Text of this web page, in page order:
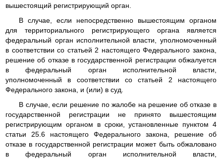
вышестоящий регистрирующий орган.
В случае, если непосредственно вышестоящим органом
для территориального регистрирующего органа является
федеральный орган исполнительной власти, уполномоченный
в соответствии со статьей 2 настоящего Федерального закона,
решение об отказе в государственной регистрации обжалуется
в федеральный орган исполнительной власти,
уполномоченный в соответствии со статьей 2 настоящего
Федерального закона, и (или) в суд.
В случае, если решение по жалобе на решение об отказе в
государственной регистрации не принято вышестоящим
регистрирующим органом в сроки, установленные пунктом 4
статьи 25.6 настоящего Федерального закона, решение об
отказе в государственной регистрации может быть обжаловано
в федеральный орган исполнительной власти,